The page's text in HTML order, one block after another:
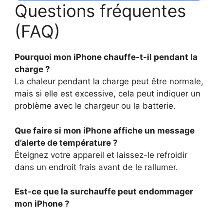
Questions fréquentes
(FAQ)
Pourquoi mon iPhone chauffe-t-il pendant la
charge ?
La chaleur pendant la charge peut être normale,
mais si elle est excessive, cela peut indiquer un
problème avec le chargeur ou la batterie.
Que faire si mon iPhone affiche un message
d’alerte de température ?
Éteignez votre appareil et laissez-le refroidir
dans un endroit frais avant de le rallumer.
Est-ce que la surchauffe peut endommager
mon iPhone ?